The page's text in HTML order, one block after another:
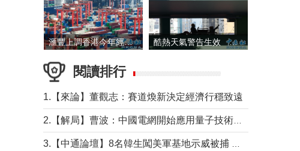
滙豐上調香港今年經濟增長預測至4.5% 酷熱天氣警告生效 本港高溫持續至下周
閱讀排行
1.【來論】董觀志：賽道煥新決定經濟行穩致遠